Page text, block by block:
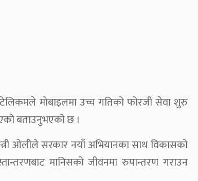
टेलिकमले मोबाइलमा उच्च गतिको फोरजी सेवा शुरु
बताउनुभएको छ ।
ओलीले सरकार नयाँ अभियानका साथ विकासको
मानिसको जीवनमा रुपान्तरण गराउन